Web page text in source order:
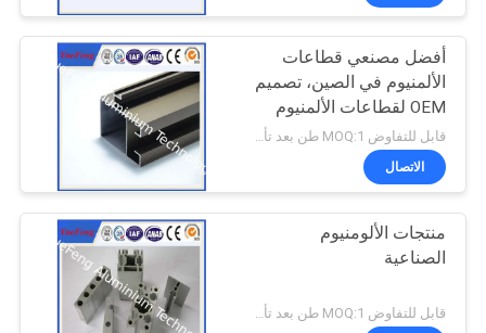
أفضل مصنعي قطاعات
الألمنيوم في الصين، تصميم
OEM لقطاعات الألمنيوم
الصناعية
قابل للتفاوض MOQ:1 طن بعد تأكيد العينات
الاتصال
منتجات الألومنيوم
الصناعية
قابل للتفاوض MOQ:1 طن بعد تأكيد العينات